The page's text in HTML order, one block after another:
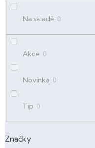
k
ů
Na skladě 0
Akce 0
Novinka 0
Tip 0
Značky